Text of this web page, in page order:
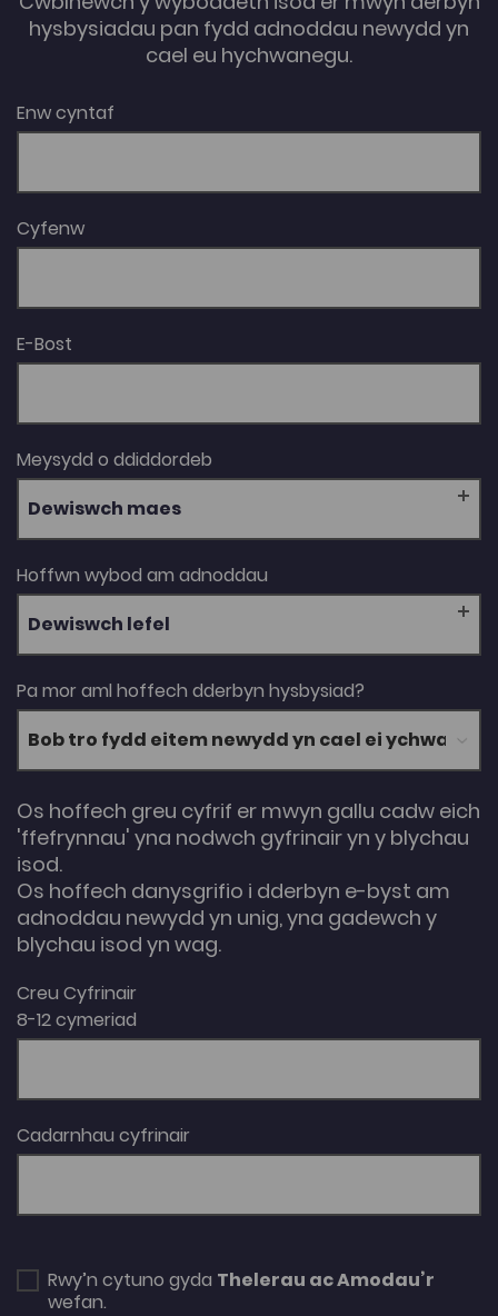
hysbysiadau pan fydd adnoddau newydd yn
cael eu hychwanegu.
Enw cyntaf
Cyfenw
E-Bost
Meysydd o ddiddordeb
Dewiswch maes
Hoffwn wybod am adnoddau
Dewiswch lefel
Pa mor aml hoffech dderbyn hysbysiad?
Os hoffech greu cyfrif er mwyn gallu cadw eich
'ffefrynnau' yna nodwch gyfrinair yn y blychau
isod.
Os hoffech danysgrifio i dderbyn e-byst am
adnoddau newydd yn unig, yna gadewch y
blychau isod yn wag.
Creu Cyfrinair
8-12 cymeriad
Cadarnhau cyfrinair
Rwy’n cytuno gyda Thelerau ac Amodau’r
wefan.